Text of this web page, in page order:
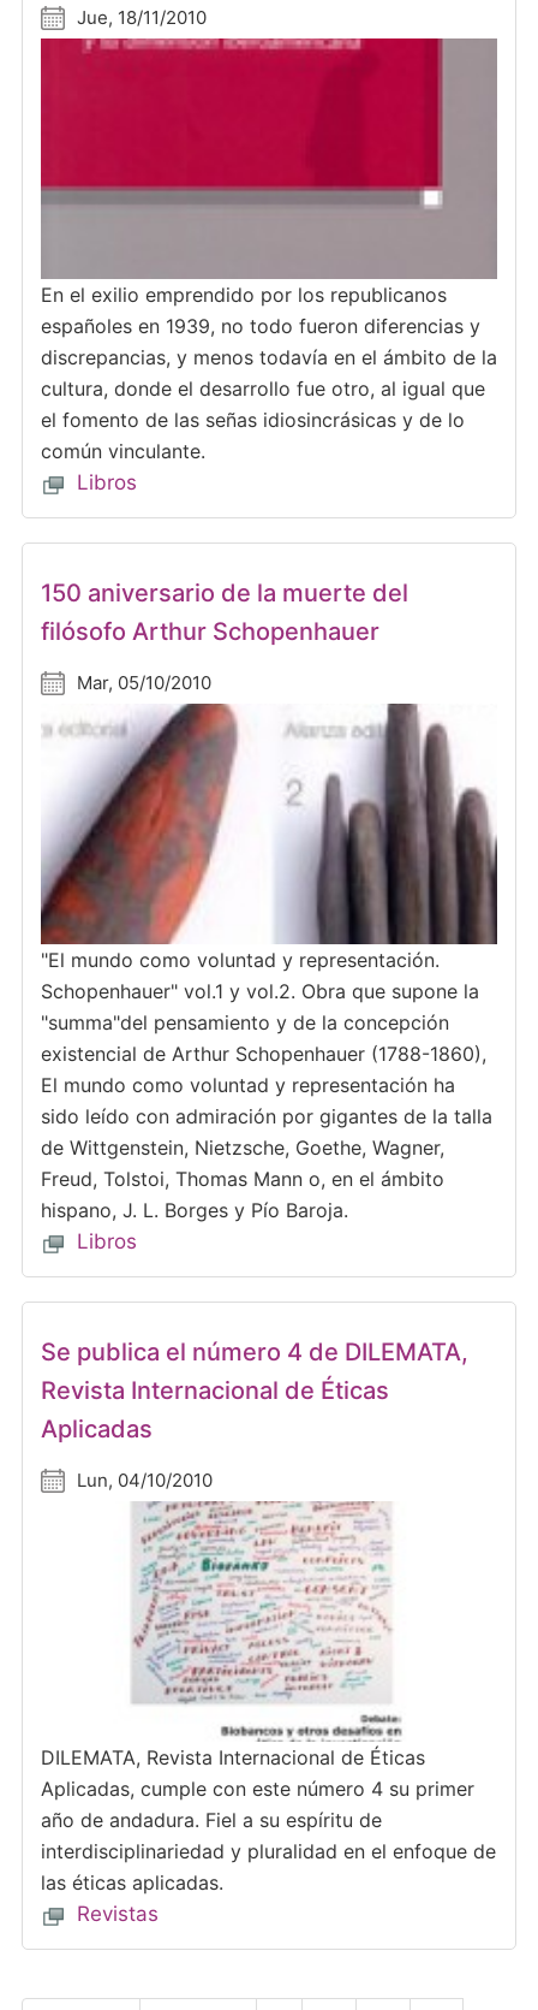
Jue, 18/11/2010
En el exilio emprendido por los republicanos
españoles en 1939, no todo fueron diferencias y
discrepancias, y menos todavía en el ámbito de la
cultura, donde el desarrollo fue otro, al igual que
el fomento de las señas idiosincrásicas y de lo
común vinculante.
Libros
150 aniversario de la muerte del
filósofo Arthur Schopenhauer
Mar, 05/10/2010
"El mundo como voluntad y representación.
Schopenhauer" vol.1 y vol.2. Obra que supone la
"summa"del pensamiento y de la concepción
existencial de Arthur Schopenhauer (1788-1860),
El mundo como voluntad y representación ha
sido leído con admiración por gigantes de la talla
de Wittgenstein, Nietzsche, Goethe, Wagner,
Freud, Tolstoi, Thomas Mann o, en el ámbito
hispano, J. L. Borges y Pío Baroja.
Libros
Se publica el número 4 de DILEMATA,
Revista Internacional de Éticas
Aplicadas
Lun, 04/10/2010
DILEMATA, Revista Internacional de Éticas
Aplicadas, cumple con este número 4 su primer
año de andadura. Fiel a su espíritu de
interdisciplinariedad y pluralidad en el enfoque de
las éticas aplicadas.
Revistas
Paginación